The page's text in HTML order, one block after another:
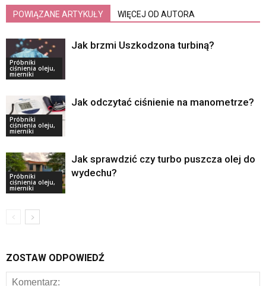
POWIĄZANE ARTYKUŁY WIĘCEJ OD AUTORA
Próbniki
ciśnienia oleju,
mierniki
Jak brzmi Uszkodzona turbiną?
Próbniki
ciśnienia oleju,
mierniki
Jak odczytać ciśnienie na manometrze?
Próbniki
ciśnienia oleju,
mierniki
Jak sprawdzić czy turbo puszcza olej do
wydechu?
ZOSTAW ODPOWIEDŹ